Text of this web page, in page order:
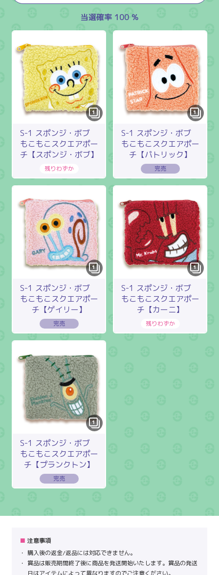
当選確率 100 %
1
S-1 スポンジ・ボブ
もこもこスクエアポー
チ【スポンジ・ボブ】
1
S-1 スポンジ・ボブ
もこもこスクエアポー
チ【パトリック】
1
S-1 スポンジ・ボブ
もこもこスクエアポー
チ【ゲイリー】
1
S-1 スポンジ・ボブ
もこもこスクエアポー
チ【カーニ】
1
S-1 スポンジ・ボブ
もこもこスクエアポー
チ【プランクトン】
注意事項
購入後の返金/返品には対応できません。
賞品は販売期間終了後に商品を発送開始いたします。賞品の発送
日はアイテムによって異なりますのでご注意ください。